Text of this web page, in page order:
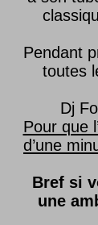
Pendant
toutes
Dj
Pour que
d’une
Bref si
une